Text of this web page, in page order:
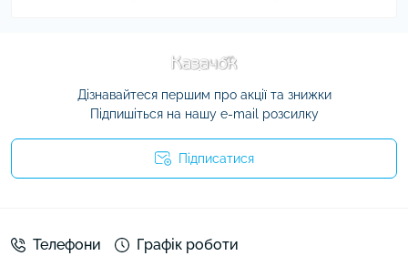
Дізнавайтеся першим про акції та знижки
Підпишіться на нашу e-mail розсилку
Підписатися
Телефони Графік роботи